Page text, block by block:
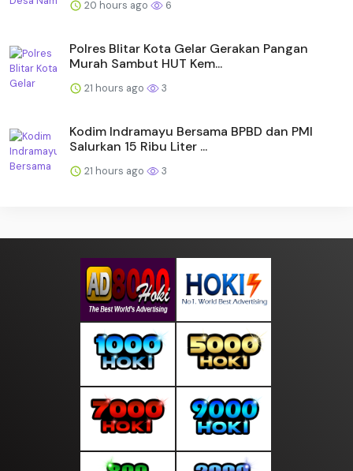
20 hours ago 6
Polres Blitar Kota Gelar Gerakan Pangan
Murah Sambut HUT Kem...
21 hours ago 3
Kodim Indramayu Bersama BPBD dan PMI
Salurkan 15 Ribu Liter ...
21 hours ago 3